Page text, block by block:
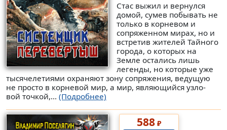
Стас выжил и вернулся
домой, сумев побывать не
только в корневом и
сопряженном мирах, но и
встретив жителей Тайного
города, о которых на
Земле остались лишь
легенды, но которые уже
тысячелетиями охраняют зону сопряжения, ведущую
не просто в корневой мир, а мир, являющийся узло-
вой точкой,... (Подробнее)
588₽